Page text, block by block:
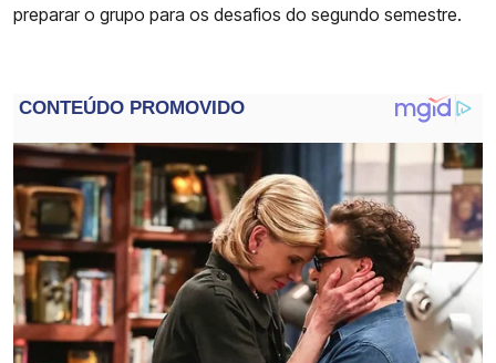
preparar o grupo para os desafios do segundo semestre.